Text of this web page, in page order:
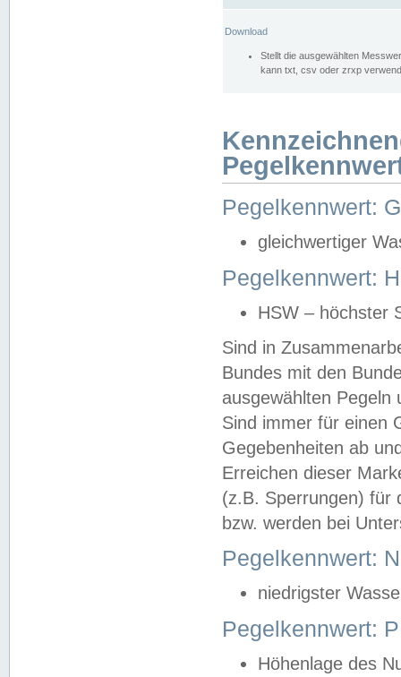
Download
Stellt die ausgewählten
kann txt, csv oder zrxp
Pegelkennwert:
gleichwertiger
Pegelkennwert:
HSW – höchster
Sind in
Bundes mit den
ausgewählten
Sind immer für einen
Gegebenheiten ab
Erreichen dieser
(z.B. Sperrungen) für
bzw. werden bei
Pegelkennwert:
niedrigster
Pegelkennwert:
Höhenlage des